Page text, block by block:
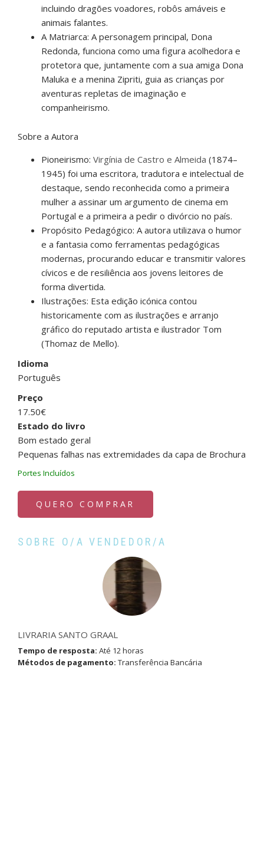
incluindo dragões voadores, robôs amáveis e
animais falantes.
A Matriarca: A personagem principal, Dona
Redonda, funciona como uma figura acolhedora e
protetora que, juntamente com a sua amiga Dona
Maluka e a menina Zipriti, guia as crianças por
aventuras repletas de imaginação e
companheirismo.
Sobre a Autora
Pioneirismo: Virgínia de Castro e Almeida (1874–
1945) foi uma escritora, tradutora e intelectual de
destaque, sendo reconhecida como a primeira
mulher a assinar um argumento de cinema em
Portugal e a primeira a pedir o divórcio no país.
Propósito Pedagógico: A autora utilizava o humor
e a fantasia como ferramentas pedagógicas
modernas, procurando educar e transmitir valores
cívicos e de resiliência aos jovens leitores de
forma divertida.
Ilustrações: Esta edição icónica contou
historicamente com as ilustrações e arranjo
gráfico do reputado artista e ilustrador Tom
(Thomaz de Mello).
Idioma
Português
Preço
17.50€
Estado do livro
Bom estado geral
Pequenas falhas nas extremidades da capa de Brochura
Portes Incluídos
QUERO COMPRAR
SOBRE O/A VENDEDOR/A
LIVRARIA SANTO GRAAL
Tempo de resposta: Até 12 horas
Métodos de pagamento: Transferência Bancária